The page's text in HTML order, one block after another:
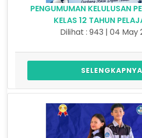
PENGUMUMAN KELULUSAN
KELAS 12 TAHUN
Dilihat : 943 | 04 May
SELENGKAPNYA